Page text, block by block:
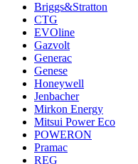
Briggs&Stratton
CTG
EVOline
Gazvolt
Generac
Genese
Honeywell
Jenbacher
Mirkon Energy
Mitsui Power Eco
POWERON
Pramac
REG